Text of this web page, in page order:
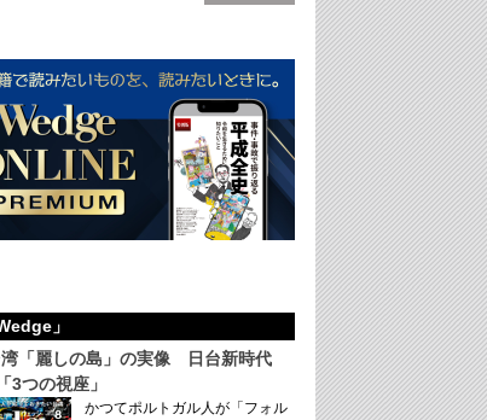
」
「麗しの島」の実像 日台新時代
3つの視座」
かつてポルトガル人が「フォル